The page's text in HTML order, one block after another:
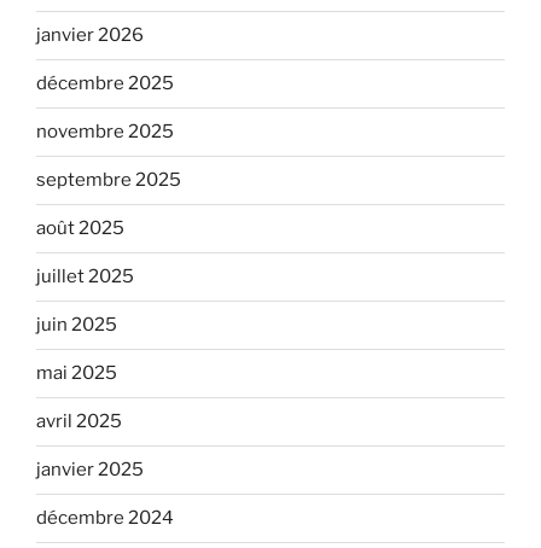
janvier 2026
décembre 2025
novembre 2025
septembre 2025
août 2025
juillet 2025
juin 2025
mai 2025
avril 2025
janvier 2025
décembre 2024